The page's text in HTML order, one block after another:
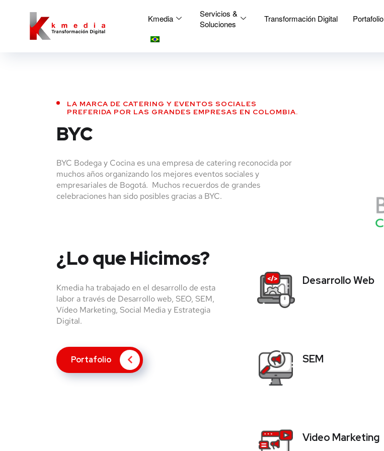
Kmedia
Servicios &
Soluciones
Transformación Digital Portafolio
LA MARCA DE CATERING Y EVENTOS SOCIALES
PREFERIDA POR LAS GRANDES EMPRESAS EN COLOMBIA.
BYC
BYC Bodega y Cocina es una empresa de catering reconocida por
muchos años organizando los mejores eventos sociales y
empresariales de Bogotá. Muchos recuerdos de grandes
celebraciones han sido posibles gracias a BYC.
¿Lo que Hicimos?
Kmedia ha trabajado en el desarrollo de esta
labor a través de Desarrollo web, SEO, SEM,
Vídeo Marketing, Social Media y Estrategia
Digital.
Portafolio
Desarrollo Web
SEM
Video Marketing